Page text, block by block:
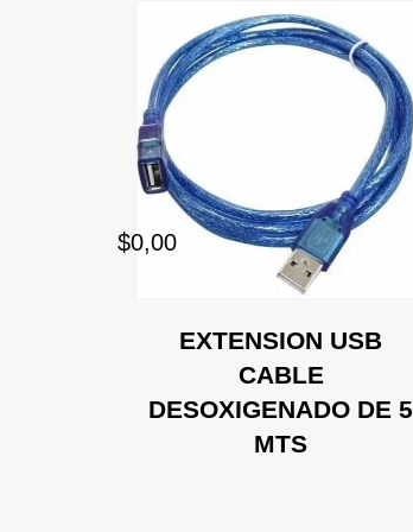
EXTENSION USB
CABLE
DESOXIGENADO DE 5
MTS
$0,00